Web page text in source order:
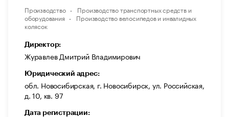
Производство
Производство транспортных средств и
оборудования
Производство велосипедов и инвалидных
колясок
Директор:
Журавлев Дмитрий Владимирович
Юридический адрес:
обл. Новосибирская, г. Новосибирск, ул. Российская,
д. 10, кв. 97
Дата регистрации: